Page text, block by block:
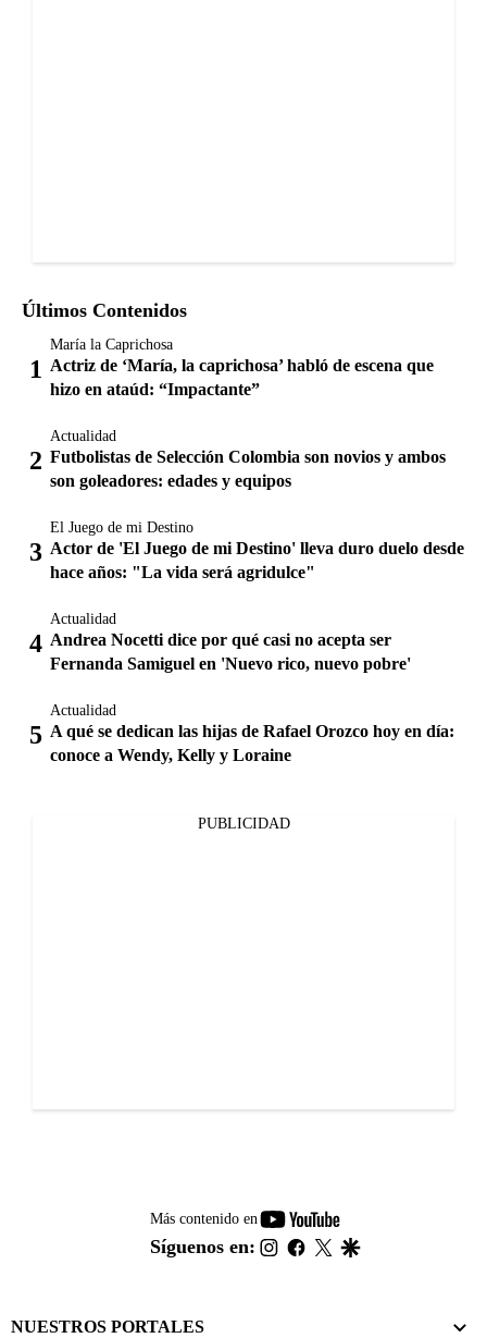
Últimos Contenidos
María la Caprichosa
Actriz de ‘María, la caprichosa’ habló de escena que
hizo en ataúd: “Impactante”
Actualidad
Futbolistas de Selección Colombia son novios y ambos
son goleadores: edades y equipos
El Juego de mi Destino
Actor de 'El Juego de mi Destino' lleva duro duelo desde
hace años: "La vida será agridulce"
Actualidad
Andrea Nocetti dice por qué casi no acepta ser
Fernanda Samiguel en 'Nuevo rico, nuevo pobre'
Actualidad
A qué se dedican las hijas de Rafael Orozco hoy en día:
conoce a Wendy, Kelly y Loraine
PUBLICIDAD
Más contenido en
youtube-
footer
Síguenos en: instagram
facebook
twitter
NUESTROS PORTALES